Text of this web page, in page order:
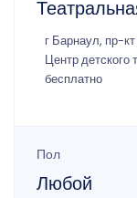
г Барнаул, пр-
Центр детского
бесплатно
Пол
Любой